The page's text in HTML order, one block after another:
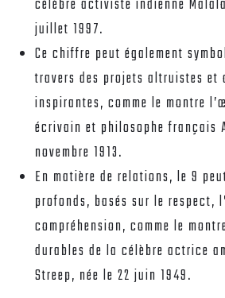
célèbre activiste indienne
juillet 1997.
Ce chiffre peut également
travers des projets altruistes et
inspirantes, comme le montre
écrivain et philosophe français
novembre 1913.
En matière de relations, le 9
profonds, basés sur le respect,
compréhension, comme le
durables de la célèbre actrice
Streep, née le 22 juin 1949.